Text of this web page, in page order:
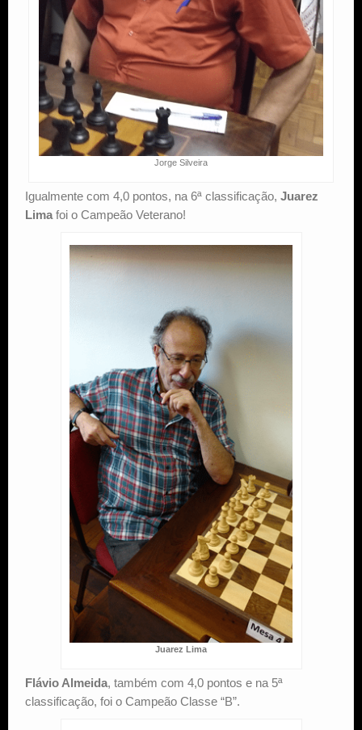
Jorge Silveira
Igualmente com 4,0 pontos, na 6ª classificação, Juarez
Lima foi o Campeão Veterano!
Juarez Lima
Flávio Almeida, também com 4,0 pontos e na 5ª
classificação, foi o Campeão Classe “B”.